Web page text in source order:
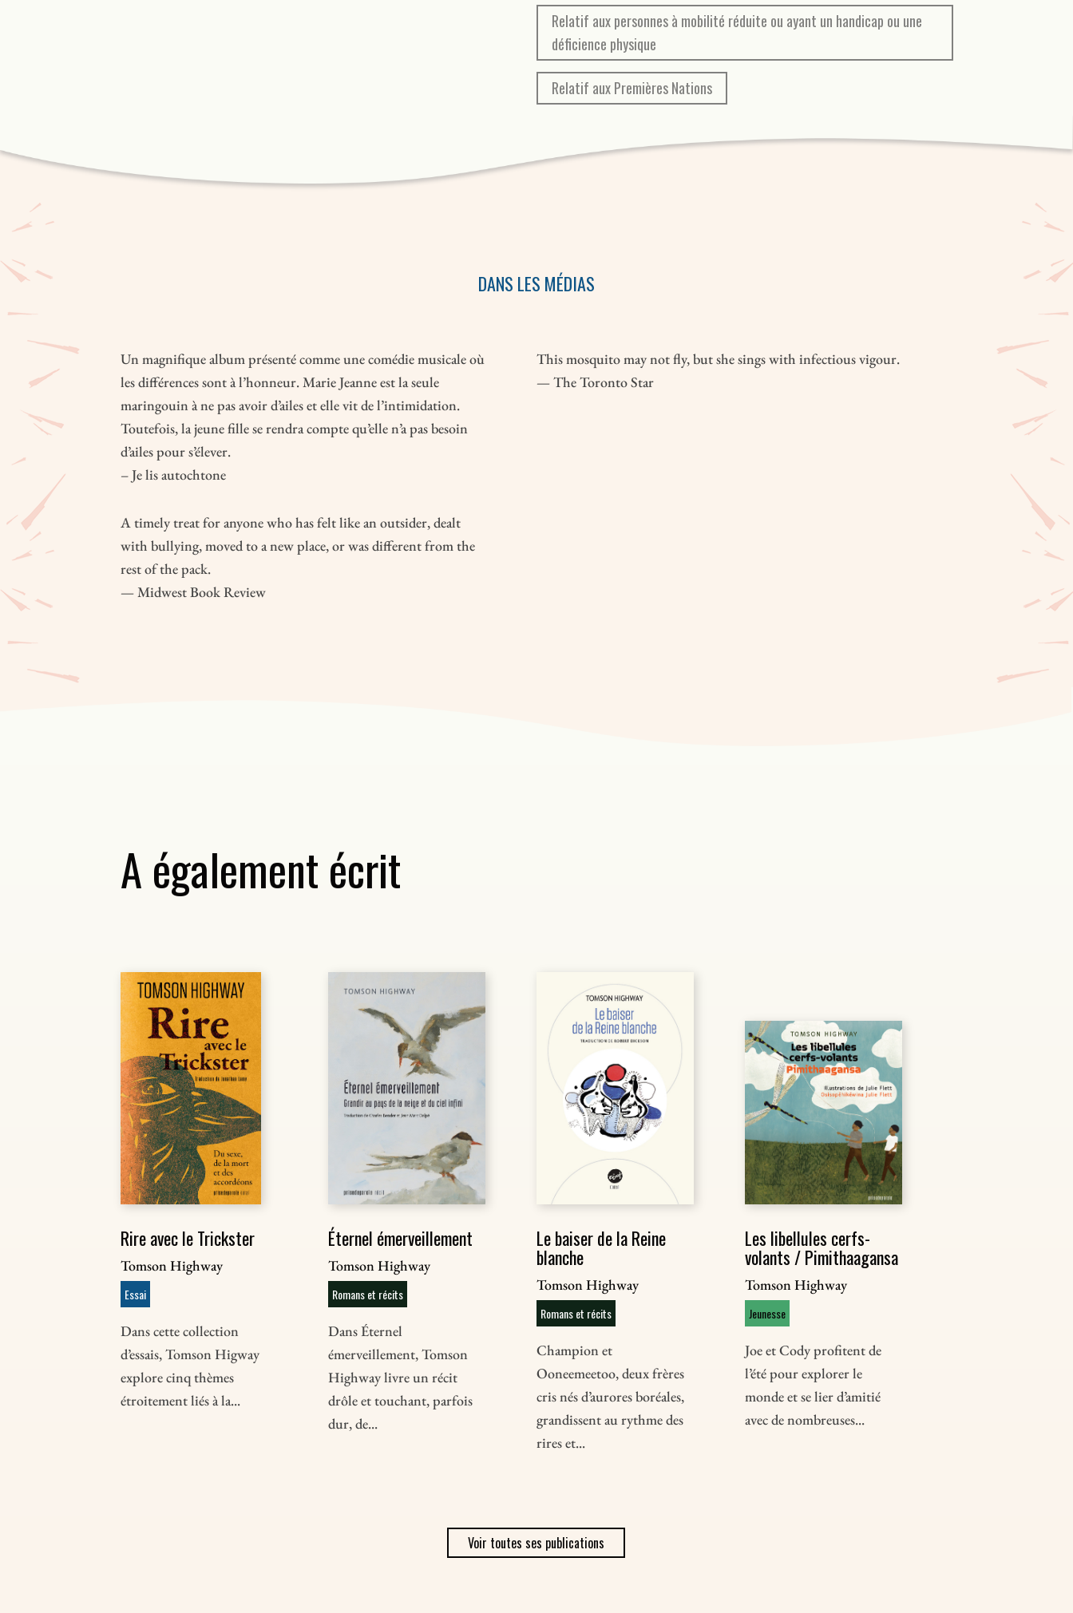
Relatif aux personnes à mobilité réduite ou ayant un handicap ou une
déficience physique
Relatif aux Premières Nations
DANS LES MÉDIAS
Un magnifique album présenté comme une comédie musicale où
les différences sont à l’honneur. Marie Jeanne est la seule
maringouin à ne pas avoir d’ailes et elle vit de l’intimidation.
Toutefois, la jeune fille se rendra compte qu’elle n’a pas besoin
d’ailes pour s’élever.
– Je lis autochtone
This mosquito may not fly, but she sings with infectious vigour.
— The Toronto Star
A timely treat for anyone who has felt like an outsider, dealt
with bullying, moved to a new place, or was different from the
rest of the pack.
— Midwest Book Review
A également écrit
Rire avec le Trickster
Tomson Highway
Essai
Dans cette collection
d’essais, Tomson Higway
explore cinq thèmes
étroitement liés à la...
Éternel émerveillement
Tomson Highway
Romans et récits
Dans Éternel
émerveillement, Tomson
Highway livre un récit
drôle et touchant, parfois
dur, de...
Le baiser de la Reine
blanche
Tomson Highway
Romans et récits
Champion et
Ooneemeetoo, deux frères
cris nés d’aurores boréales,
grandissent au rythme des
rires et...
Les libellules cerfs-
volants / Pimithaagansa
Tomson Highway
Jeunesse
Joe et Cody profitent de
l’été pour explorer le
monde et se lier d’amitié
avec de nombreuses...
Voir toutes ses publications